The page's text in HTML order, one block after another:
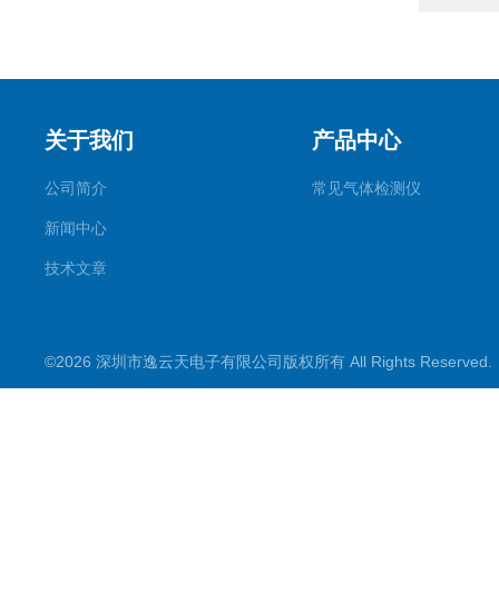
关于我们
公司简介
新闻中心
技术文章
产品中心
常见气体检测仪
©2026 深圳市逸云天电子有限公司版权所有 All Rights